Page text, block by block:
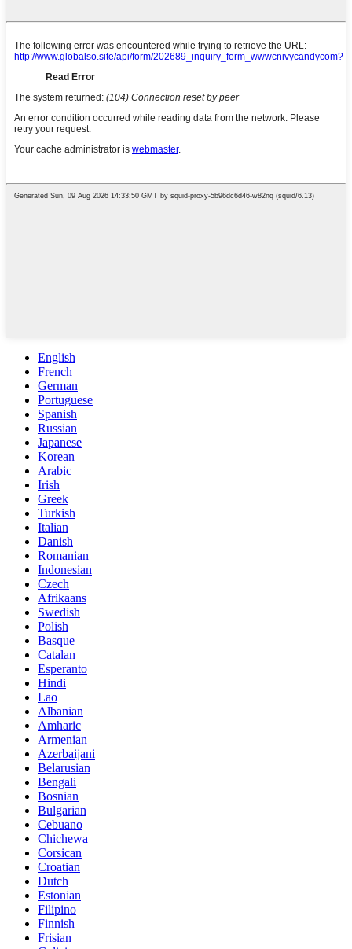
English
French
German
Portuguese
Spanish
Russian
Japanese
Korean
Arabic
Irish
Greek
Turkish
Italian
Danish
Romanian
Indonesian
Czech
Afrikaans
Swedish
Polish
Basque
Catalan
Esperanto
Hindi
Lao
Albanian
Amharic
Armenian
Azerbaijani
Belarusian
Bengali
Bosnian
Bulgarian
Cebuano
Chichewa
Corsican
Croatian
Dutch
Estonian
Filipino
Finnish
Frisian